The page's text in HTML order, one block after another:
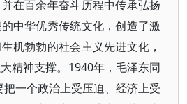
在百余年奋斗历程中传承弘扬
中华优秀传统文化，创造了激
机勃勃的社会主义先进文化，
精神支撑。1940年，毛泽东同
把一个政治上受压迫、经济上受